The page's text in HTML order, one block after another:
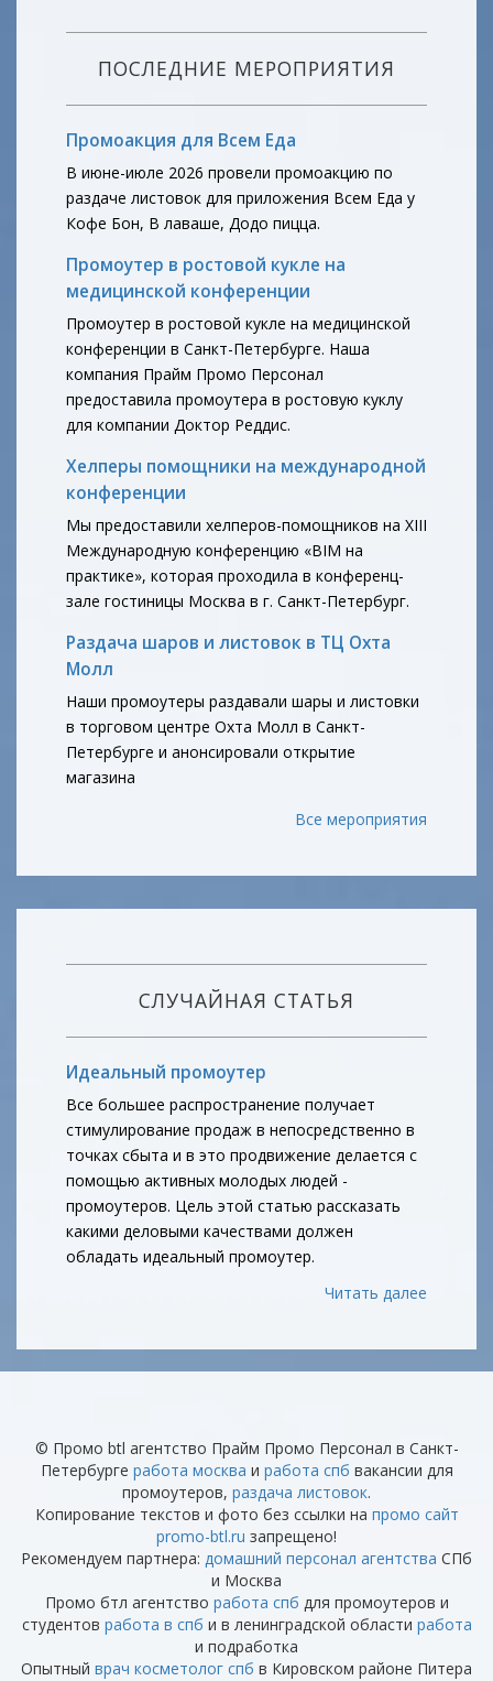
ПОСЛЕДНИЕ МЕРОПРИЯТИЯ
Промоакция для Всем Еда
В июне-июле 2026 провели промоакцию по
раздаче листовок для приложения Всем Еда у
Кофе Бон, В лаваше, Додо пицца.
Промоутер в ростовой кукле на
медицинской конференции
Промоутер в ростовой кукле на медицинской
конференции в Санкт-Петербурге. Наша
компания Прайм Промо Персонал
предоставила промоутера в ростовую куклу
для компании Доктор Реддис.
Хелперы помощники на международной
конференции
Мы предоставили хелперов-помощников на XIII
Международную конференцию «BIM на
практике», которая проходила в конференц-
зале гостиницы Москва в г. Санкт-Петербург.
Раздача шаров и листовок в ТЦ Охта
Молл
Наши промоутеры раздавали шары и листовки
в торговом центре Охта Молл в Санкт-
Петербурге и анонсировали открытие
магазина
Все мероприятия
СЛУЧАЙНАЯ СТАТЬЯ
Идеальный промоутер
Все большее распространение получает
стимулирование продаж в непосредственно в
точках сбыта и в это продвижение делается с
помощью активных молодых людей -
промоутеров. Цель этой статью рассказать
какими деловыми качествами должен
обладать идеальный промоутер.
Читать далее
© Промо btl агентство Прайм Промо Персонал в Санкт-
Петербурге работа москва и работа спб вакансии для
промоутеров, раздача листовок.
Копирование текстов и фото без ссылки на промо сайт
promo-btl.ru запрещено!
Рекомендуем партнера: домашний персонал агентства СПб
и Москва
Промо бтл агентство работа спб для промоутеров и
студентов работа в спб и в ленинградской области работа
и подработка
Опытный врач косметолог спб в Кировском районе Питера